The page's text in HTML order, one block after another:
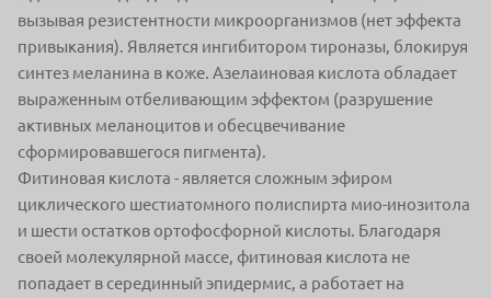
вызывая резистентности микроорганизмов (нет эффекта
привыкания). Является ингибитором тироназы, блокируя
синтез меланина в коже. Азелаиновая кислота обладает
выраженным отбеливающим эффектом (разрушение
активных меланоцитов и обесцвечивание
сформировавшегося пигмента).
Фитиновая кислота - является сложным эфиром
циклического шестиатомного полиспирта мио-инозитола
и шести остатков ортофосфорной кислоты. Благодаря
своей молекулярной массе, фитиновая кислота не
попадает в серединный эпидермис, а работает на